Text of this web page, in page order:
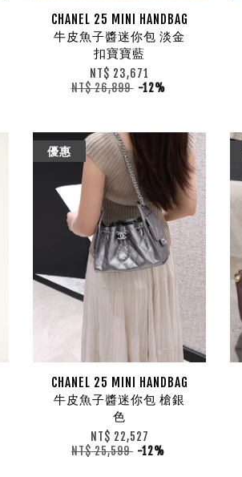
CHANEL 25 MINI HANDBAG
牛皮魚子醬迷你包 淡金
扣寶寶藍
NT$ 23,671
NT$ 26,899 -12%
優惠
CHANEL 25 MINI HANDBAG
牛皮魚子醬迷你包 槍銀
色
NT$ 22,527
NT$ 25,599 -12%